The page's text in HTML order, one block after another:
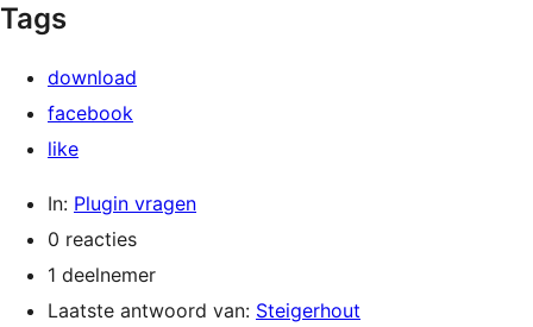
Tags
download
facebook
like
In: Plugin vragen
0 reacties
1 deelnemer
Laatste antwoord van: Steigerhout